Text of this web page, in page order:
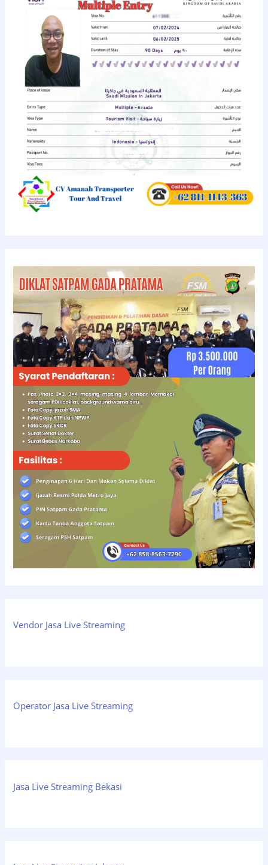
Vendor Jasa Live Streaming
Operator Jasa Live Streaming
Jasa Live Streaming Bekasi